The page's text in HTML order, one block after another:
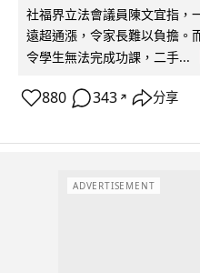
社福界立法會議員陳文宜指，
遠超通漲，令家長難以負擔。
令學生無法完成功課，二手...
880 343 ↗ 分享
ADVERTISEMENT